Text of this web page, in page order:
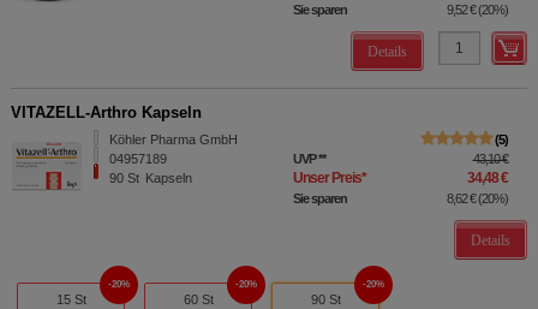
Sie sparen 9,52 €(20%)
Details
VITAZELL-Arthro Kapseln
Köhler Pharma GmbH
04957189
90 St Kapseln
5
UVP** 43,10 €
Unser Preis* 34,48 €
Sie sparen 8,62 €(20%)
Details
15 St
20%
60 St
20%
90 St
20%